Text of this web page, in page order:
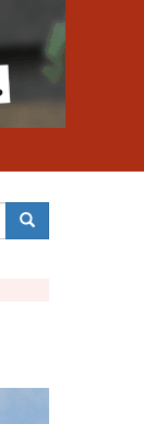
Search